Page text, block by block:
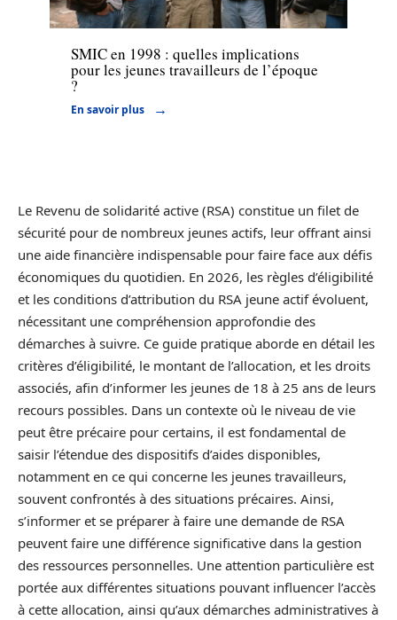
Actu
SMIC en 1998 : quelles implications
pour les jeunes travailleurs de l’époque
?
En savoir plus
Le Revenu de solidarité active (RSA) constitue un filet de
sécurité pour de nombreux jeunes actifs, leur offrant ainsi
une aide financière indispensable pour faire face aux défis
économiques du quotidien. En 2026, les règles d’éligibilité
et les conditions d’attribution du RSA jeune actif évoluent,
nécessitant une compréhension approfondie des
démarches à suivre. Ce guide pratique aborde en détail les
critères d’éligibilité, le montant de l’allocation, et les droits
associés, afin d’informer les jeunes de 18 à 25 ans de leurs
recours possibles. Dans un contexte où le niveau de vie
peut être précaire pour certains, il est fondamental de
saisir l’étendue des dispositifs d’aides disponibles,
notamment en ce qui concerne les jeunes travailleurs,
souvent confrontés à des situations précaires. Ainsi,
s’informer et se préparer à faire une demande de RSA
peuvent faire une différence significative dans la gestion
des ressources personnelles. Une attention particulière est
portée aux différentes situations pouvant influencer l’accès
à cette allocation, ainsi qu’aux démarches administratives à